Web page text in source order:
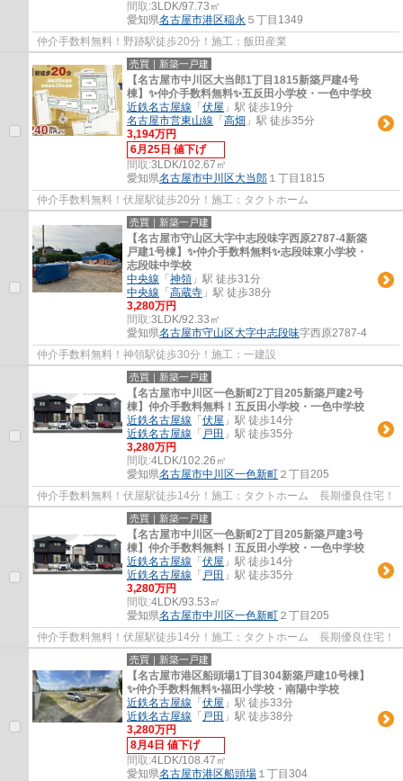
間取:3LDK/97.73㎡
愛知県名古屋市港区稲永 ５丁目1349
仲介手数料無料！野跡駅徒歩20分！施工：飯田産業
売買｜新築一戸建
【名古屋市中川区大当郎1丁目1815新築戸建4号
棟】✨️仲介手数料無料✨️五反田小学校・一色中学校
近鉄名古屋線 「 伏屋 」駅 徒歩19分
名古屋市営東山線 「 高畑 」駅 徒歩35分
3,194万円
6月25日 値下げ
間取:3LDK/102.67㎡
愛知県名古屋市中川区大当郎 １丁目1815
仲介手数料無料！伏屋駅徒歩20分！施工：タクトホーム
売買｜新築一戸建
【名古屋市守山区大字中志段味字西原2787-4新築
戸建1号棟】✨️仲介手数料無料✨️志段味東小学校・
志段味中学校
中央線 「 神領 」駅 徒歩31分
中央線 「 高蔵寺 」駅 徒歩38分
3,280万円
間取:3LDK/92.33㎡
愛知県名古屋市守山区大字中志段味字西原2787-4
仲介手数料無料！神領駅徒歩30分！施工：一建設
売買｜新築一戸建
【名古屋市中川区一色新町2丁目205新築戸建2号
棟】仲介手数料無料！五反田小学校・一色中学校
近鉄名古屋線 「 伏屋 」駅 徒歩14分
近鉄名古屋線 「 戸田 」駅 徒歩35分
3,280万円
間取:4LDK/102.26㎡
愛知県名古屋市中川区一色新町 ２丁目205
仲介手数料無料！伏屋駅徒歩14分！施工：タクトホーム 長期優良住宅！
売買｜新築一戸建
【名古屋市中川区一色新町2丁目205新築戸建3号
棟】仲介手数料無料！五反田小学校・一色中学校
近鉄名古屋線 「 伏屋 」駅 徒歩14分
近鉄名古屋線 「 戸田 」駅 徒歩35分
3,280万円
間取:4LDK/93.53㎡
愛知県名古屋市中川区一色新町 ２丁目205
仲介手数料無料！伏屋駅徒歩14分！施工：タクトホーム 長期優良住宅！
売買｜新築一戸建
【名古屋市港区船頭場1丁目304新築戸建10号棟】
✨️仲介手数料無料✨️福田小学校・南陽中学校
近鉄名古屋線 「 伏屋 」駅 徒歩33分
近鉄名古屋線 「 戸田 」駅 徒歩38分
3,280万円
8月4日 値下げ
間取:4LDK/108.47㎡
愛知県名古屋市港区船頭場 １丁目304